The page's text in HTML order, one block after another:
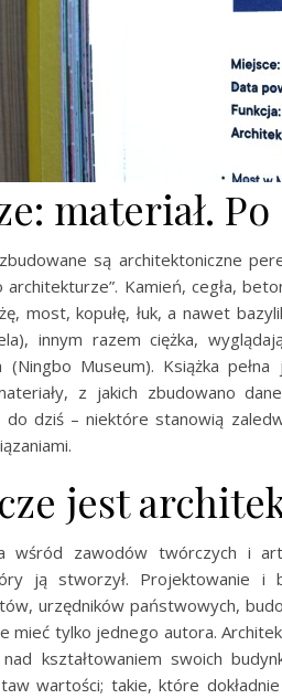
materiał.
są architektoniczne
Kamień, cegła,
most, kopułę, łuk, a nawet
innym razem ciężka,
(Ningbo Museum). Książka
z jakich zbudowano
do dziś – niektóre stanowią
jest
wśród zawodów twórczych i
ją stworzył. Projektowanie i
urzędników państwowych,
mieć tylko jednego autora.
kształtowaniem swoich
wartości; takie, które